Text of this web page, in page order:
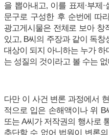
을 뽑아내고, 이를 표제·부제
문구로 구성한 후 순번에 따
광고게시물은 전체로 보아 창
있고, B씨의 주장과 같이 독
대상이 되지 아니하는 누가
는 성질의 것이라고 볼 수는
다만 이 사건 변론 과정에서
적으로 입은 손해액이나 위
또는 A씨가 저작권의 행사로
추단할 수 없어 법원이 변론